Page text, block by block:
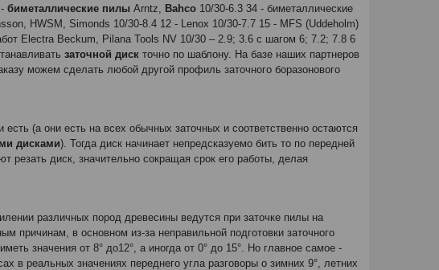
биметаллические пилы Arntz, Bahco 10/30-6.3 34 - биметаллические
HWSM, Simonds 10/30-8.4 12 - Lenox 10/30-7.7 15 - MFS (Uddeholm)
Electra Beckum, Pilana Tools NV 10/30 – 2.9; 3.6 с шагом 6; 7.2; 7.8 6
заточной диск точно по шаблону. На базе наших партнеров
можем сделать любой другой профиль заточного боразонового
(а они есть на всех обычных заточных и соответственно остаются
дисками). Тогда диск начинает непредсказуемо бить то по передней
резать диск, значительно сокращая срок его работы, делая
различных пород древесины ведутся при заточке пилы на
причинам, в основном из-за неправильной подготовки заточного
значения от 8° до12°, а иногда от 0° до 15°. Но главное самое -
в реальных значениях переднего угла разговоры о зимних 9°, летних